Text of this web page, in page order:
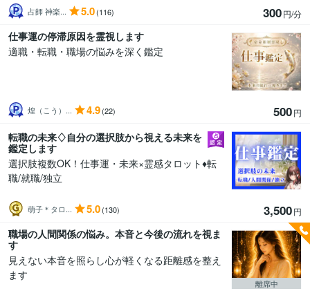
占師 神楽... 5.0(116) 300円/分
仕事運の停滞原因を霊視します
適職・転職・職場の悩みを深く鑑定
煌（こう）... 4.9(22) 500円
転職の未来♢自分の選択肢から視える未来を
鑑定します
選択肢複数OK！仕事運・未来×霊感タロット♦転
職/就職/独立
萌子＊タロ... 5.0(130) 3,500円
職場の人間関係の悩み。本音と今後の流れを視ま
す
見えない本音を照らし心が軽くなる距離感を整え
ます
離席中